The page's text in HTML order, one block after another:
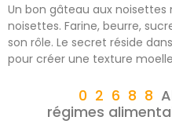
Un bon gâteau aux noisettes
noisettes. Farine, beurre,
son rôle. Le secret réside
pour créer une texture
régimes